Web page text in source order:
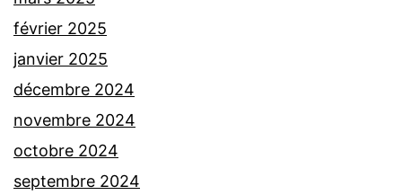
février 2025
janvier 2025
décembre 2024
novembre 2024
octobre 2024
septembre 2024